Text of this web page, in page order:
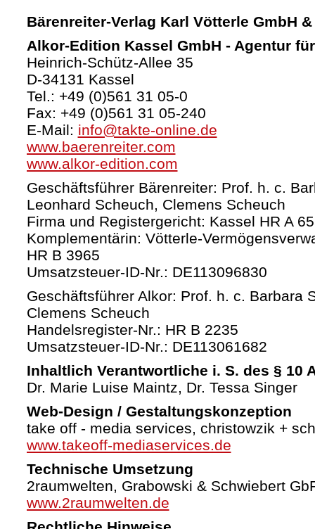
Bärenreiter-Verlag Karl Vötterle GmbH &
Alkor-Edition Kassel GmbH - Agentur
Heinrich-Schütz-Allee 35
D-34131 Kassel
Tel.: +49 (0)561 31 05-0
Fax: +49 (0)561 31 05-240
E-Mail: info@takte-online.de
www.baerenreiter.com
www.alkor-edition.com
Geschäftsführer Bärenreiter: Prof. h. c.
Leonhard Scheuch, Clemens Scheuch
Firma und Registergericht: Kassel HR A
Komplementärin: Vötterle-
HR B 3965
Umsatzsteuer-ID-Nr.: DE113096830
Geschäftsführer Alkor: Prof. h. c. Barbara
Clemens Scheuch
Handelsregister-Nr.: HR B 2235
Umsatzsteuer-ID-Nr.: DE113061682
Inhaltlich Verantwortliche i. S. des § 10
Dr. Marie Luise Maintz, Dr. Tessa Singer
Web-Design / Gestaltungskonzeption
take off - media services, christowzik +
www.takeoff-mediaservices.de
Technische Umsetzung
2raumwelten, Grabowski & Schwiebert
www.2raumwelten.de